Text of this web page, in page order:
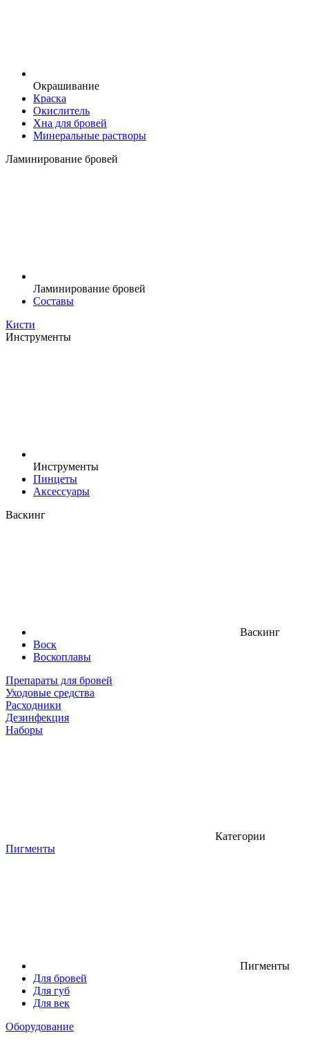
Окрашивание
Краска
Окислитель
Хна для бровей
Минеральные растворы
Ламинирование бровей
Ламинирование бровей
Составы
Кисти
Инструменты
Инструменты
Пинцеты
Аксессуары
Васкинг
Васкинг
Воск
Воскоплавы
Препараты для бровей
Уходовые средства
Расходники
Дезинфекция
Наборы
Категории
Пигменты
Пигменты
Для бровей
Для губ
Для век
Оборудование